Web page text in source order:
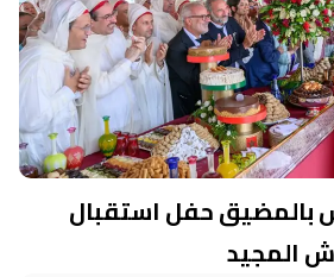
بالمضيق حفل استقبال
المجيد